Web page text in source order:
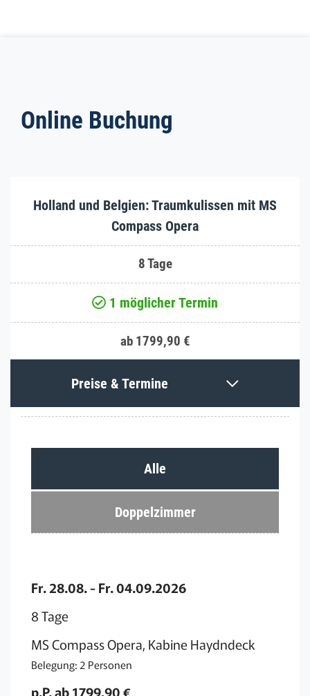
Online Buchung
Holland und Belgien: Traumkulissen mit MS
Compass Opera
8 Tage
1 möglicher Termin
ab 1799,90 €
Preise & Termine
Alle
Doppelzimmer
Fr. 28.08. - Fr. 04.09.2026
8 Tage
MS Compass Opera, Kabine Haydndeck
Belegung: 2 Personen
p.P. ab 1799,90 €